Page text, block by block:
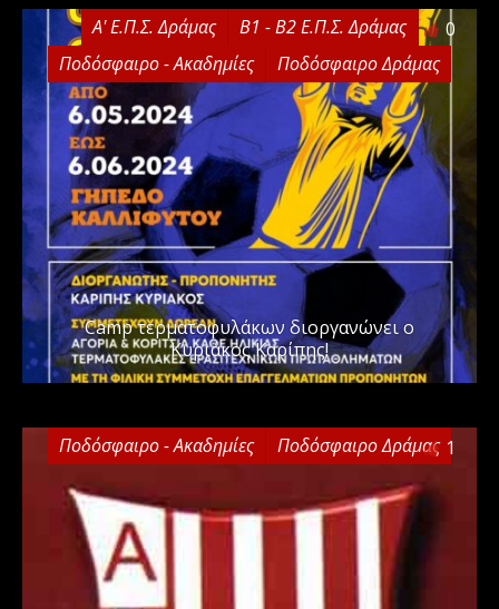
Α' Ε.Π.Σ. Δράμας
Β1 - Β2 Ε.Π.Σ. Δράμας
Ποδόσφαιρο - Ακαδημίες
Ποδόσφαιρο Δράμας
0
Camp τερματοφυλάκων διοργανώνει ο
Κυριάκος Καρίπης!
Ποδόσφαιρο - Ακαδημίες Ποδόσφαιρο Δράμας 1